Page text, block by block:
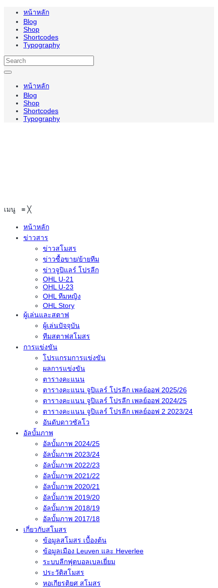
หน้าหลัก
Blog
Shop
Shortcodes
Typography
หน้าหลัก
Blog
Shop
Shortcodes
Typography
เมนู ≡ ╳
หน้าหลัก
ข่าวสาร
ข่าวสโมสร
ข่าวซื้อขาย/ย้ายทีม
ข่าวจูปิแลร์ โปรลีก
OHL U-21
OHL U-23
OHL ทีมหญิง
OHL Story
ผู้เล่นและสตาฟ
ผู้เล่นปัจจุบัน
ทีมสตาฟสโมสร
การแข่งขัน
โปรแกรมการแข่งขัน
ผลการแข่งขัน
ตารางคะแนน
ตารางคะแนน จูปิแลร์ โปรลีก เพลย์ออฟ 2025/26
ตารางคะแนน จูปิแลร์ โปรลีก เพลย์ออฟ 2024/25
ตารางคะแนน จูปิแลร์ โปรลีก เพลย์ออฟ 2 2023/24
อันดับดาวซัลโว
อัลบั้มภาพ
อัลบั้มภาพ 2024/25
อัลบั้มภาพ 2023/24
อัลบั้มภาพ 2022/23
อัลบั้มภาพ 2021/22
อัลบั้มภาพ 2020/21
อัลบั้มภาพ 2019/20
อัลบั้มภาพ 2018/19
อัลบั้มภาพ 2017/18
เกี่ยวกับสโมสร
ข้อมูลสโมสร เบื้องต้น
ข้อมูลเมือง Leuven และ Heverlee
ระบบลีกฟุตบอลเบลเยี่ยม
ประวัติสโมสร
หอเกียรติยศ สโมสร